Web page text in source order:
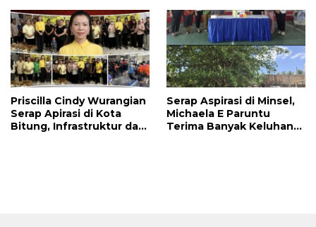
Jalan di Tandengan I
Priscilla Cindy Wurangian
Serap Apirasi di Kota
Bitung, Infrastruktur dan
Serap Aspirasi di Minsel,
Michaela E Paruntu
Terima Banyak Keluhan